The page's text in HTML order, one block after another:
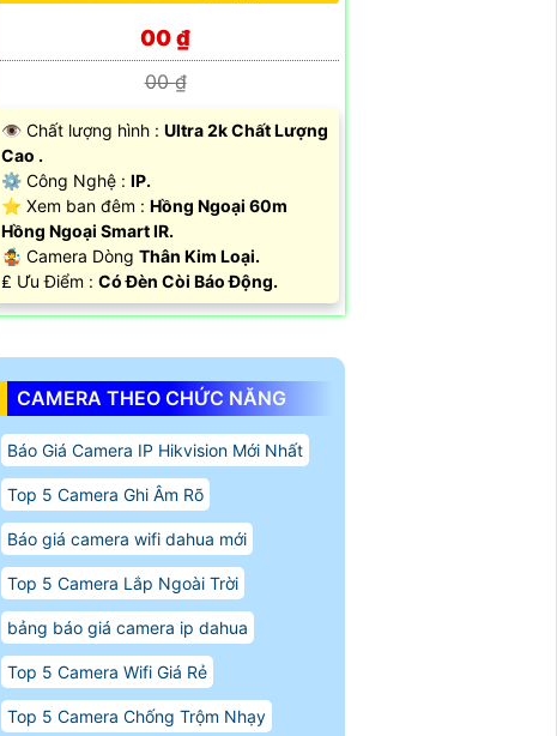
00 ₫
00 ₫
👁 Chất lượng hình : Ultra 2k Chất Lượng
Cao .
⚙ Công Nghệ : IP.
⭐ Xem ban đêm : Hồng Ngoại 60m
Hồng Ngoại Smart IR.
🤹 Camera Dòng Thân Kim Loại.
️₤ Ưu Điểm : Có Đèn Còi Báo Động.
CAMERA THEO CHỨC NĂNG
Báo Giá Camera IP Hikvision Mới Nhất
Top 5 Camera Ghi Âm Rõ
Báo giá camera wifi dahua mới
Top 5 Camera Lắp Ngoài Trời
bảng báo giá camera ip dahua
Top 5 Camera Wifi Giá Rẻ
Top 5 Camera Chống Trộm Nhạy